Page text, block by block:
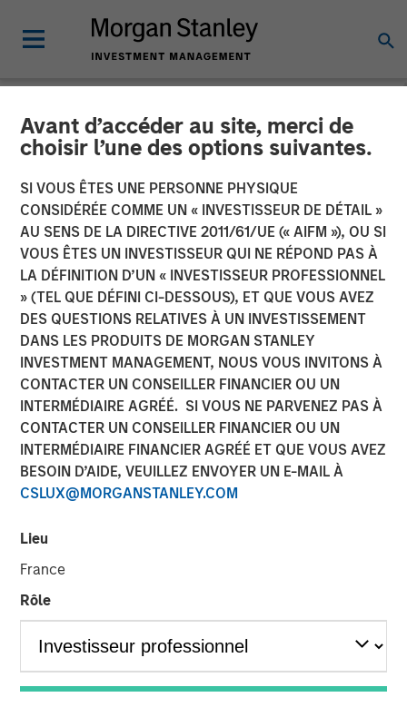
Avant d’accéder au site, merci de
choisir l’une des options suivantes.
SI VOUS ÊTES UNE PERSONNE PHYSIQUE
CONSIDÉRÉE COMME UN « INVESTISSEUR DE DÉTAIL »
AU SENS DE LA DIRECTIVE 2011/61/UE (« AIFM »), OU SI
VOUS ÊTES UN INVESTISSEUR QUI NE RÉPOND PAS À
LA DÉFINITION D’UN « INVESTISSEUR PROFESSIONNEL
» (TEL QUE DÉFINI CI-DESSOUS), ET QUE VOUS AVEZ
DES QUESTIONS RELATIVES À UN INVESTISSEMENT
DANS LES PRODUITS DE MORGAN STANLEY
INVESTMENT MANAGEMENT, NOUS VOUS INVITONS À
CONTACTER UN CONSEILLER FINANCIER OU UN
INTERMÉDIAIRE AGRÉÉ. SI VOUS NE PARVENEZ PAS À
CONTACTER UN CONSEILLER FINANCIER OU UN
INTERMÉDIAIRE FINANCIER AGRÉÉ ET QUE VOUS AVEZ
BESOIN D’AIDE, VEUILLEZ ENVOYER UN E-MAIL À
CSLUX@MORGANSTANLEY.COM
Lieu
France
Rôle
NEWSROOM
VizExplorer Announces
Strategic Investment by
Morgan Stanley Expansion
Capital
Growth investment to accelerate growth, broader
adoption and product roadmap
17 AVRIL 2018
SAN DIEGO — April 17, 2018
VizExplorer today announced that it has closed a
Capital. The investment will enable VizExplorer to scale
the casino industry, and deliver new solutions for
additional verticals including manufacturing,
entertainment venues and healthcare. Morgan Stanley